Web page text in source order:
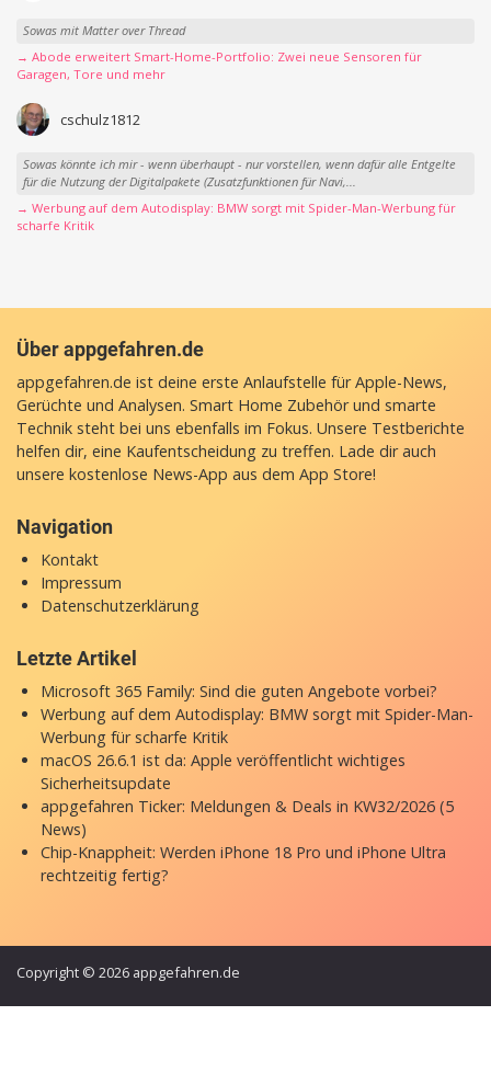
Sowas mit Matter over Thread
→ Abode erweitert Smart-Home-Portfolio: Zwei neue Sensoren für
Garagen, Tore und mehr
cschulz1812
Sowas könnte ich mir - wenn überhaupt - nur vorstellen, wenn dafür alle Entgelte
für die Nutzung der Digitalpakete (Zusatzfunktionen für Navi,...
→ Werbung auf dem Autodisplay: BMW sorgt mit Spider-Man-Werbung für
scharfe Kritik
Über appgefahren.de
appgefahren.de ist deine erste Anlaufstelle für Apple-News,
Gerüchte und Analysen. Smart Home Zubehör und smarte
Technik steht bei uns ebenfalls im Fokus. Unsere Testberichte
helfen dir, eine Kaufentscheidung zu treffen. Lade dir auch
unsere kostenlose News-App aus dem App Store!
Navigation
Kontakt
Impressum
Datenschutzerklärung
Letzte Artikel
Microsoft 365 Family: Sind die guten Angebote vorbei?
Werbung auf dem Autodisplay: BMW sorgt mit Spider-Man-
Werbung für scharfe Kritik
macOS 26.6.1 ist da: Apple veröffentlicht wichtiges
Sicherheitsupdate
appgefahren Ticker: Meldungen & Deals in KW32/2026 (5
News)
Chip-Knappheit: Werden iPhone 18 Pro und iPhone Ultra
rechtzeitig fertig?
Copyright © 2026 appgefahren.de